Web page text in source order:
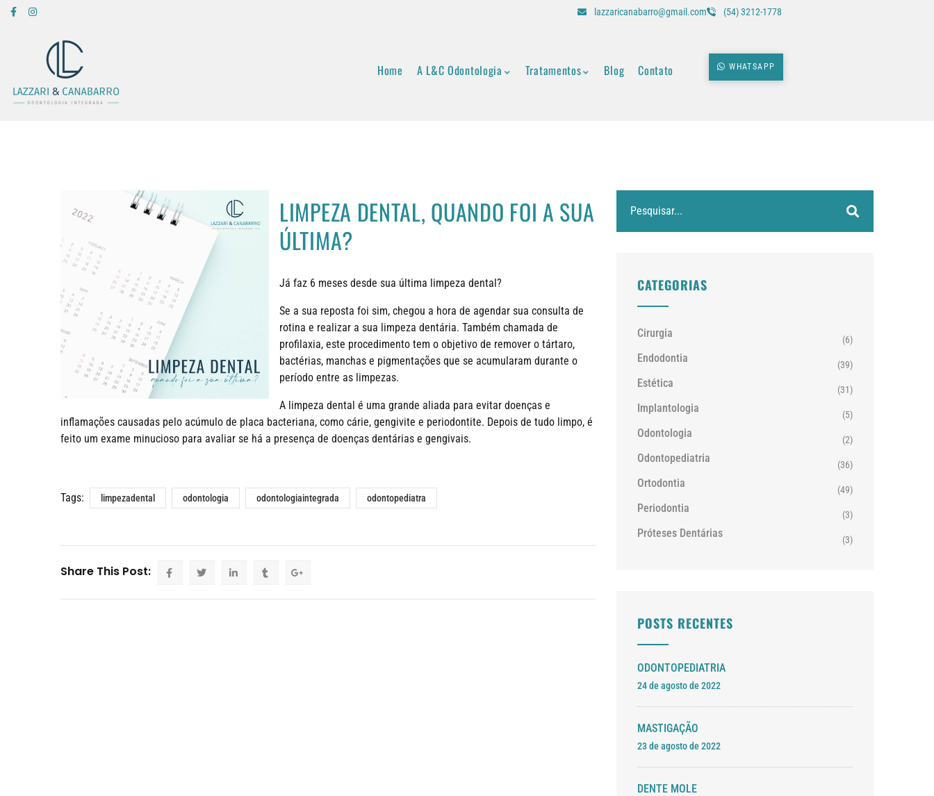
lazzaricanabarro@gmail.com (54) 3212-1778
Home A L&C Odontologia Tratamentos Blog Contato WHATSAPP
LIMPEZA DENTAL, QUANDO FOI A SUA
ÚLTIMA?
Já faz 6 meses desde sua última limpeza dental?
Se a sua reposta foi sim, chegou a hora de agendar sua consulta de
rotina e realizar a sua limpeza dentária. Também chamada de
profilaxia, este procedimento tem o objetivo de remover o tártaro,
bactérias, manchas e pigmentações que se acumularam durante o
período entre as limpezas.
A limpeza dental é uma grande aliada para evitar doenças e
inflamações causadas pelo acúmulo de placa bacteriana, como cárie, gengivite e periodontite. Depois de tudo limpo, é
feito um exame minucioso para avaliar se há a presença de doenças dentárias e gengivais.
Tags: limpezadental odontologia odontologiaintegrada odontopediatra
Share This Post:
CATEGORIAS
Cirurgia (6)
Endodontia (39)
Estética (31)
Implantologia (5)
Odontologia (2)
Odontopediatria (36)
Ortodontia (49)
Periodontia (3)
Próteses Dentárias (3)
POSTS RECENTES
ODONTOPEDIATRIA
24 de agosto de 2022
MASTIGAÇÃO
23 de agosto de 2022
DENTE MOLE